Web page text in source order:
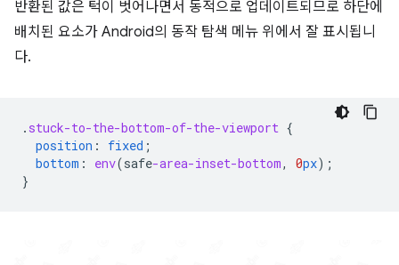
반환된 값은 턱이 벗어나면서 동적으로 업데이트되므로 하단에
배치된 요소가 Android의 동작 탐색 메뉴 위에서 잘 표시됩니
다.
. stuck-to-the-bottom-of-the-viewport {
position : fixed ;
bottom : env(safe-area-inset-bottom, 0px);
}